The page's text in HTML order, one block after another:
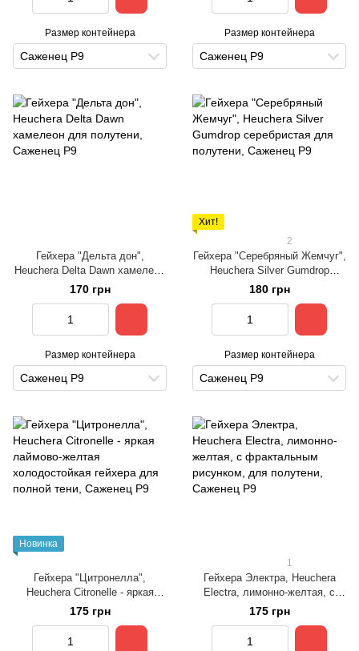
Размер контейнера
Саженец Р9
Размер контейнера
Саженец Р9
Гейхера "Дельта дон",
Heuchera Delta Dawn хамелеон
для полутени
170 грн
Размер контейнера
Саженец Р9
Хит!
2
Гейхера "Серебряный Жемчуг",
Heuchera Silver Gumdrop
серебристая для полутени
180 грн
Размер контейнера
Саженец Р9
Новинка
Гейхера "Цитронелла",
Heuchera Citronelle - яркая
лаймово-желтая
холодостойкая гейхера для
полной тени
175 грн
1
Гейхера Электра, Heuchera
Electra, лимонно-желтая, с
фрактальным рисунком, для
полутени
175 грн